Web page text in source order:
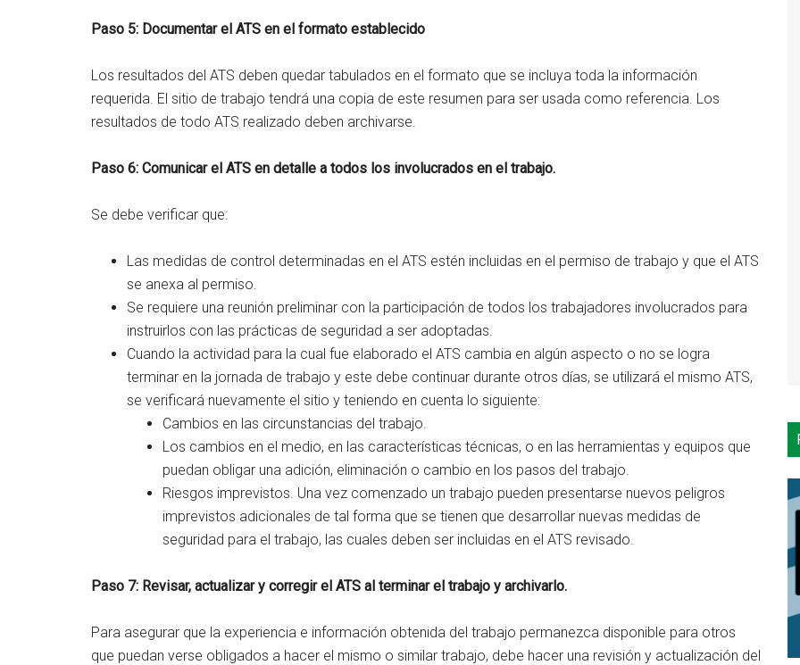
Paso 5: Documentar el ATS en el formato establecido
Los resultados del ATS deben quedar tabulados en el formato que se incluya toda la información
requerida. El sitio de trabajo tendrá una copia de este resumen para ser usada como referencia. Los
resultados de todo ATS realizado deben archivarse.
Paso 6: Comunicar el ATS en detalle a todos los involucrados en el trabajo.
Se debe verificar que:
Las medidas de control determinadas en el ATS estén incluidas en el permiso de trabajo y que el ATS
se anexa al permiso.
Se requiere una reunión preliminar con la participación de todos los trabajadores involucrados para
instruirlos con las prácticas de seguridad a ser adoptadas.
Cuando la actividad para la cual fue elaborado el ATS cambia en algún aspecto o no se logra
terminar en la jornada de trabajo y este debe continuar durante otros días, se utilizará el mismo ATS,
se verificará nuevamente el sitio y teniendo en cuenta lo siguiente:
Cambios en las circunstancias del trabajo.
Los cambios en el medio, en las características técnicas, o en las herramientas y equipos que
puedan obligar una adición, eliminación o cambio en los pasos del trabajo.
Riesgos imprevistos. Una vez comenzado un trabajo pueden presentarse nuevos peligros
imprevistos adicionales de tal forma que se tienen que desarrollar nuevas medidas de
seguridad para el trabajo, las cuales deben ser incluidas en el ATS revisado.
Paso 7: Revisar, actualizar y corregir el ATS al terminar el trabajo y archivarlo.
Para asegurar que la experiencia e información obtenida del trabajo permanezca disponible para otros
que puedan verse obligados a hacer el mismo o similar trabajo, debe hacer una revisión y actualización del